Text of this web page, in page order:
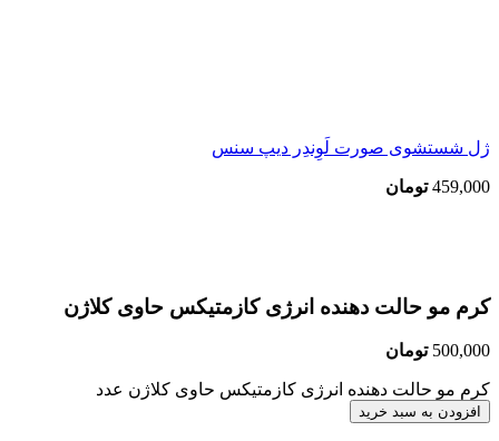
ژل شستشوی صورت لَوِندِر دیپ سنس
459,000 تومان
کرم مو حالت دهنده انرژی کازمتیکس حاوی کلاژن
500,000 تومان
کرم مو حالت دهنده انرژی کازمتیکس حاوی کلاژن عدد
افزودن به سبد خرید